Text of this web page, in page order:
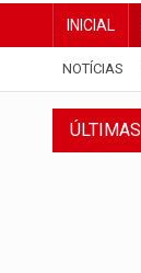
INICIAL
NOTÍCIAS
ÚLTIMAS